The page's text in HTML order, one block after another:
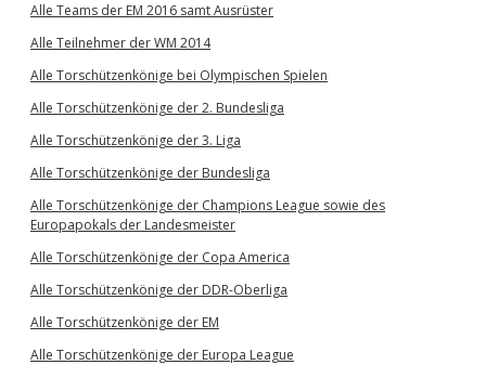
Alle Teams der EM 2016 samt Ausrüster
Alle Teilnehmer der WM 2014
Alle Torschützenkönige bei Olympischen Spielen
Alle Torschützenkönige der 2. Bundesliga
Alle Torschützenkönige der 3. Liga
Alle Torschützenkönige der Bundesliga
Alle Torschützenkönige der Champions League sowie des
Europapokals der Landesmeister
Alle Torschützenkönige der Copa America
Alle Torschützenkönige der DDR-Oberliga
Alle Torschützenkönige der EM
Alle Torschützenkönige der Europa League